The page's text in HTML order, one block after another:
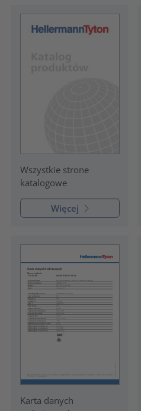
Wszystkie strone
katalogowe
Więcej
Karta danych